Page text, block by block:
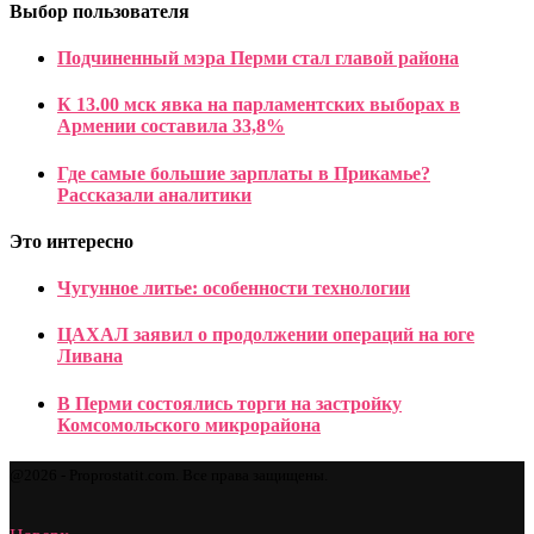
Выбор пользователя
Подчиненный мэра Перми стал главой района
К 13.00 мск явка на парламентских выборах в
Армении составила 33,8%
Где самые большие зарплаты в Прикамье?
Рассказали аналитики
Это интересно
Чугунное литье: особенности технологии
ЦАХАЛ заявил о продолжении операций на юге
Ливана
В Перми состоялись торги на застройку
Комсомольского микрорайона